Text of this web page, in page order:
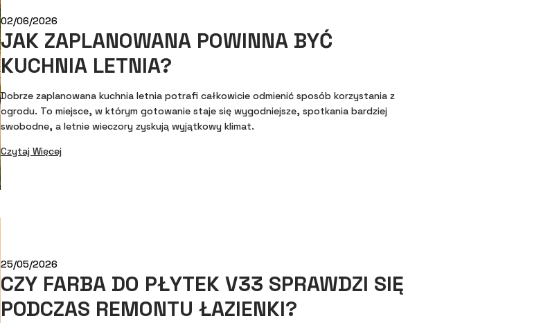
02/06/2026
JAK ZAPLANOWANA POWINNA BYĆ
KUCHNIA LETNIA?
Dobrze zaplanowana kuchnia letnia potrafi całkowicie odmienić sposób korzystania z
ogrodu. To miejsce, w którym gotowanie staje się wygodniejsze, spotkania bardziej
swobodne, a letnie wieczory zyskują wyjątkowy klimat.
Czytaj Więcej
25/05/2026
CZY FARBA DO PŁYTEK V33 SPRAWDZI SIĘ
PODCZAS REMONTU ŁAZIENKI?